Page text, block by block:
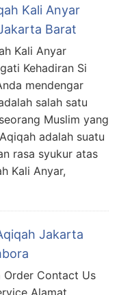
Kali Anyar
Barat
Kali Anyar
Kehadiran Si
mendengar
salah satu
Muslim yang
adalah suatu
rasa syukur atas
Kali Anyar,
Jakarta
Order Contact Us